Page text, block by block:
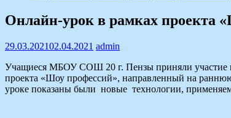
Онлайн-урок в рамках проекта
29.03.202102.04.2021 admin
Учащиеся МБОУ СОШ 20 г. Пензы приняли участие
проекта «Шоу профессий», направленный на
уроке показаны были новые технологии,